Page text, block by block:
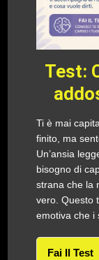
Test:
Ti è mai
finito, ma
Un’ansia
bisogno di
strana che la
vero. Questo
emotiva che i
Fai Il Test